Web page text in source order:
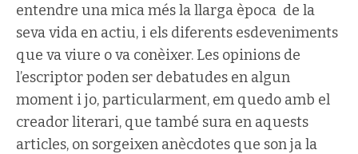
entendre una mica més la llarga època de la
seva vida en actiu, i els diferents esdeveniments
que va viure o va conèixer. Les opinions de
l’escriptor poden ser debatudes en algun
moment i jo, particularment, em quedo amb el
creador literari, que també sura en aquests
articles, on sorgeixen anècdotes que son ja la